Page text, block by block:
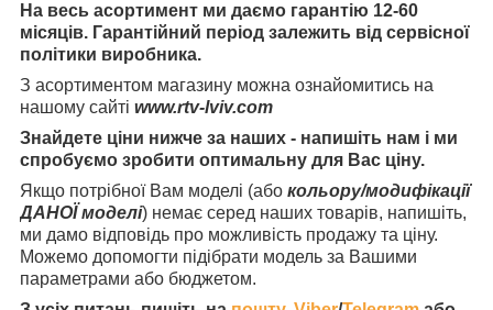
На весь асортимент ми даємо гарантію 12-60
місяців. Гарантійний період залежить від сервісної
політики виробника.
З асортиментом магазину можна ознайомитись на
нашому сайті www.rtv-lviv.com
Знайдете ціни нижче за наших - напишіть нам і ми
спробуємо зробити оптимальну для Вас ціну.
Якщо потрібної Вам моделі (або кольору/модифікації
ДАНОЇ моделі) немає серед наших товарів, напишіть,
ми дамо відповідь про можливість продажу та ціну.
Можемо допомогти підібрати модель за Вашими
параметрами або бюджетом.